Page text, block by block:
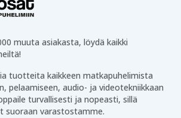
muuta asiakasta, löydä kaikki
tuotteita kaikkeen matkapuhelimista
pelaamiseen, audio- ja videotekniikkaan
turvallisesti ja nopeasti, sillä
varastostamme.